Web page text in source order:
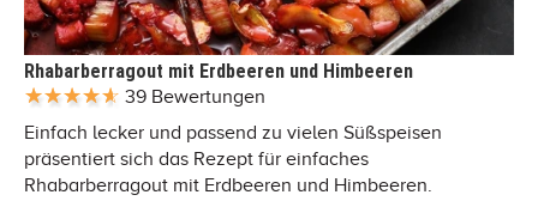
Rhabarberragout mit Erdbeeren und Himbeeren
39 Bewertungen
Einfach lecker und passend zu vielen Süßspeisen
präsentiert sich das Rezept für einfaches
Rhabarberragout mit Erdbeeren und Himbeeren.